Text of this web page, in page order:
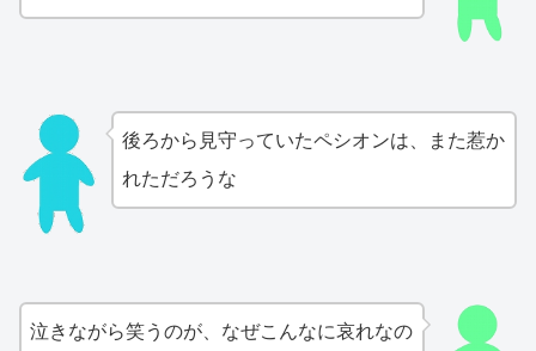
後ろから見守っていたペシオンは、また惹か
れただろうな
泣きながら笑うのが、なぜこんなに哀れなの